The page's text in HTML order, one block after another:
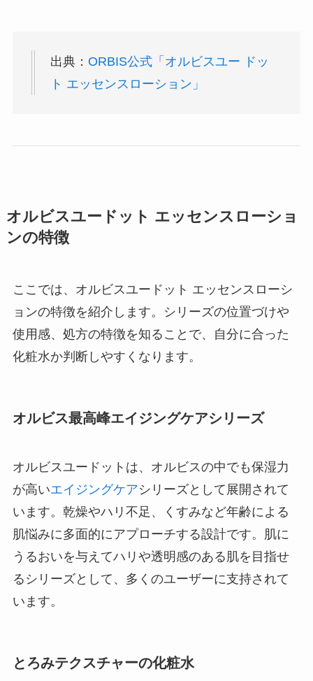
出典： ORBIS公式「オルビスユー ドッ
ト エッセンスローション」
オルビスユードット エッセンスローショ
ンの特徴
ここでは、オルビスユードット エッセンスローシ
ョンの特徴を紹介します。シリーズの位置づけや
使用感、処方の特徴を知ることで、自分に合った
化粧水か判断しやすくなります。
オルビス最高峰エイジングケアシリーズ
オルビスユードットは、オルビスの中でも保湿力
が高いエイジングケアシリーズとして展開されて
います。乾燥やハリ不足、くすみなど年齢による
肌悩みに多面的にアプローチする設計です。肌に
うるおいを与えてハリや透明感のある肌を目指せ
るシリーズとして、多くのユーザーに支持されて
います。
とろみテクスチャーの化粧水